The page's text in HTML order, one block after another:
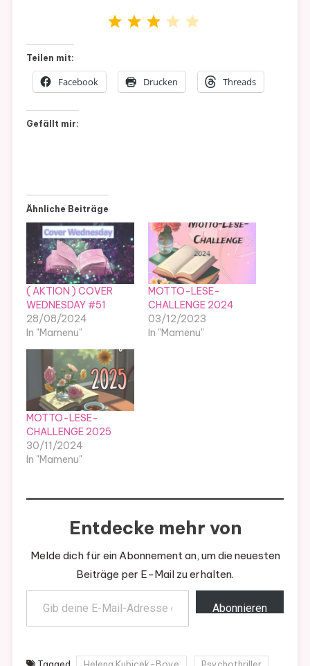
Teilen mit:
Facebook Drucken Threads
Gefällt mir:
Ähnliche Beiträge
( AKTION ) COVER
WEDNESDAY #51
28/08/2024
In "Mamenu"
MOTTO-LESE-
CHALLENGE 2024
03/12/2023
In "Mamenu"
MOTTO-LESE-
CHALLENGE 2025
30/11/2024
In "Mamenu"
Entdecke mehr von
Melde dich für ein Abonnement an, um die neuesten
Beiträge per E-Mail zu erhalten.
Gib deine E-Mail-Adresse ein ...
Abonnieren